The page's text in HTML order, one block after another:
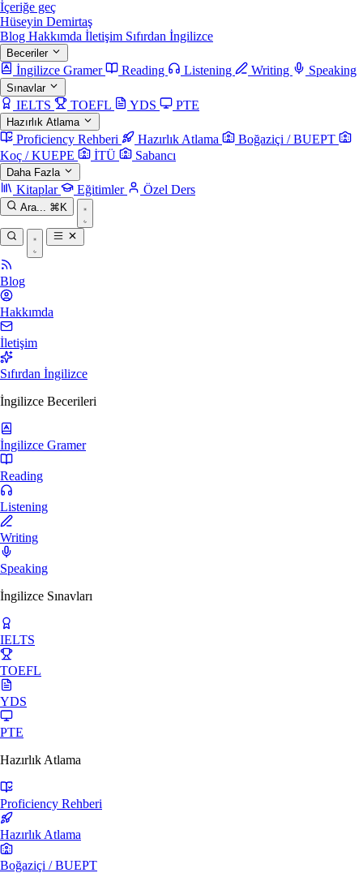
İçeriğe geç
Hüseyin Demirtaş
Blog Hakkımda İletişim Sıfırdan İngilizce
Beceriler
İngilizce Gramer Reading Listening Writing Speaking
Sınavlar
IELTS TOEFL YDS PTE
Hazırlık Atlama
Proficiency Rehberi Hazırlık Atlama
Boğaziçi / BUEPT
Koç / KUEPE
İTÜ Sabancı
Daha Fazla
Kitaplar Eğitimler Özel Ders
Ara... ⌘K
Blog
Hakkımda
İletişim
Sıfırdan İngilizce
İngilizce Becerileri
İngilizce Gramer
Reading
Listening
Writing
Speaking
İngilizce Sınavları
IELTS
TOEFL
YDS
PTE
Hazırlık Atlama
Proficiency Rehberi
Hazırlık Atlama
Boğaziçi / BUEPT